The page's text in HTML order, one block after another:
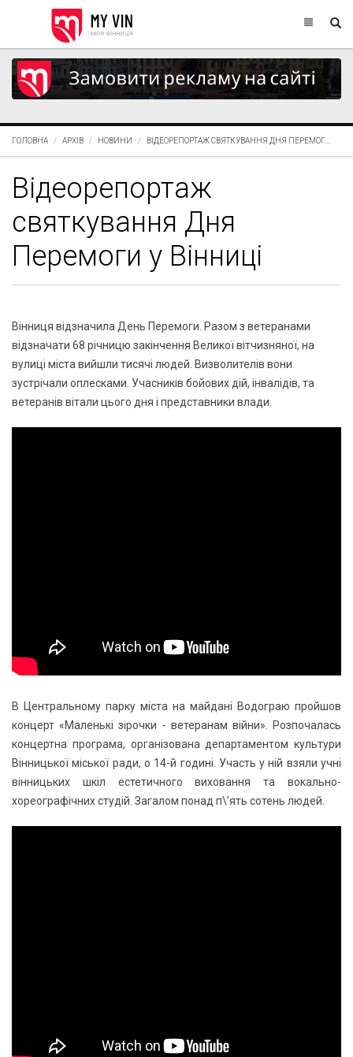
ГОЛОВНА АРХІВ НОВИНИ ВІДЕОРЕПОРТАЖ СВЯТКУВАННЯ ДНЯ ПЕРЕМОГ...
Відеорепортаж
святкування Дня
Перемоги у Вінниці
Вінниця відзначила День Перемоги. Разом з ветеранами
відзначати 68 річницю закінчення Великої вітчизняної, на
вулиці міста вийшли тисячі людей. Визволителів вони
зустрічали оплесками. Учасників бойових дій, інвалідів, та
ветеранів вітали цього дня і представники влади.
В Центральному парку міста на майдані Водограю пройшов
концерт «Маленькі зірочки - ветеранам війни». Розпочалась
концертна програма, організована департаментом культури
Вінницької міської ради, о 14-й годині. Участь у ній взяли учні
вінницьких шкіл естетичного виховання та вокально-
хореографічних студій. Загалом понад п\'ять сотень людей.